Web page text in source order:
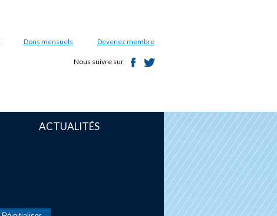
Dons mensuels Devenez membre
Nous suivre sur
ACTUALITÉS